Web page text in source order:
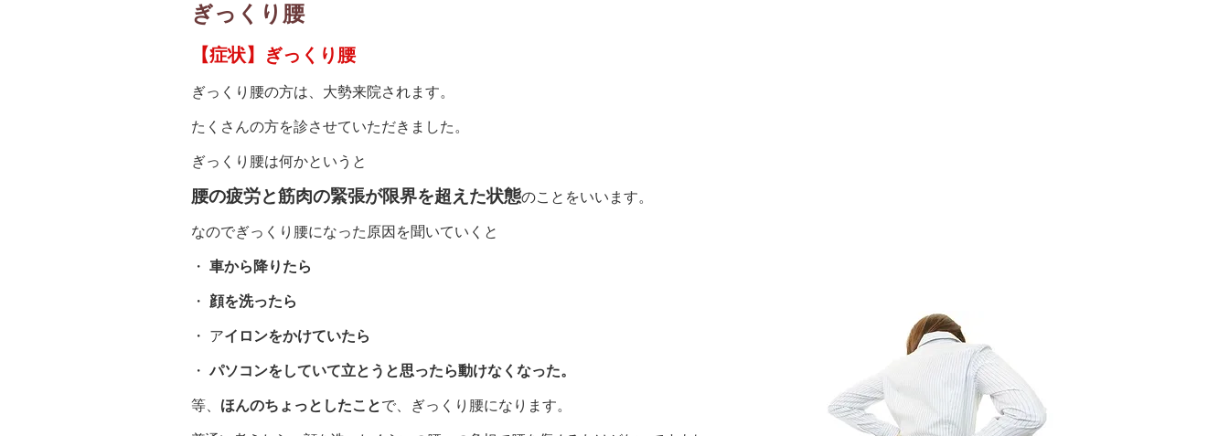
ぎっくり腰
【症状】ぎっくり腰
ぎっくり腰の方は、大勢来院されます。
たくさんの方を診させていただきました。
ぎっくり腰は何かというと
腰の疲労と筋肉の緊張が限界を超えた状態のことをいいます。
なのでぎっくり腰になった原因を聞いていくと
・ 車から降りたら
・ 顔を洗ったら
・ アイロンをかけていたら
・パソコンをしていて立とうと思ったら動けなくなった。
等、 ほんのちょっとしたことで、ぎっくり腰になります。